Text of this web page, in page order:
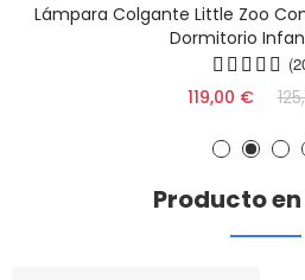
Lámpara Colgante Little Zoo
Dormitorio
119,00 €
Producto